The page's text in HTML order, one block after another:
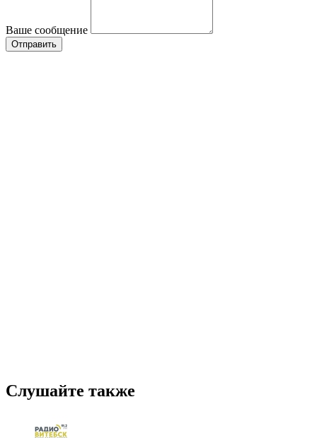
Ваше сообщение
Слушайте также